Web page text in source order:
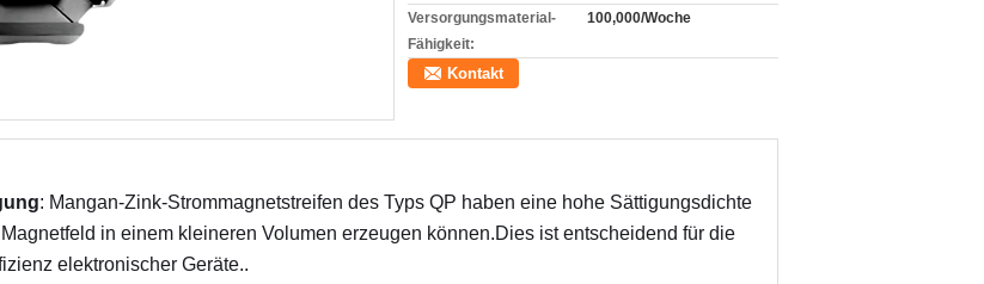
Versorgungsmaterial-
Fähigkeit:
100,000/Woche
Kontakt
: Mangan-Zink-Strommagnetstreifen des Typs QP haben eine hohe Sättigungsdichte
in einem kleineren Volumen erzeugen können.Dies ist entscheidend für die
elektronischer Geräte..